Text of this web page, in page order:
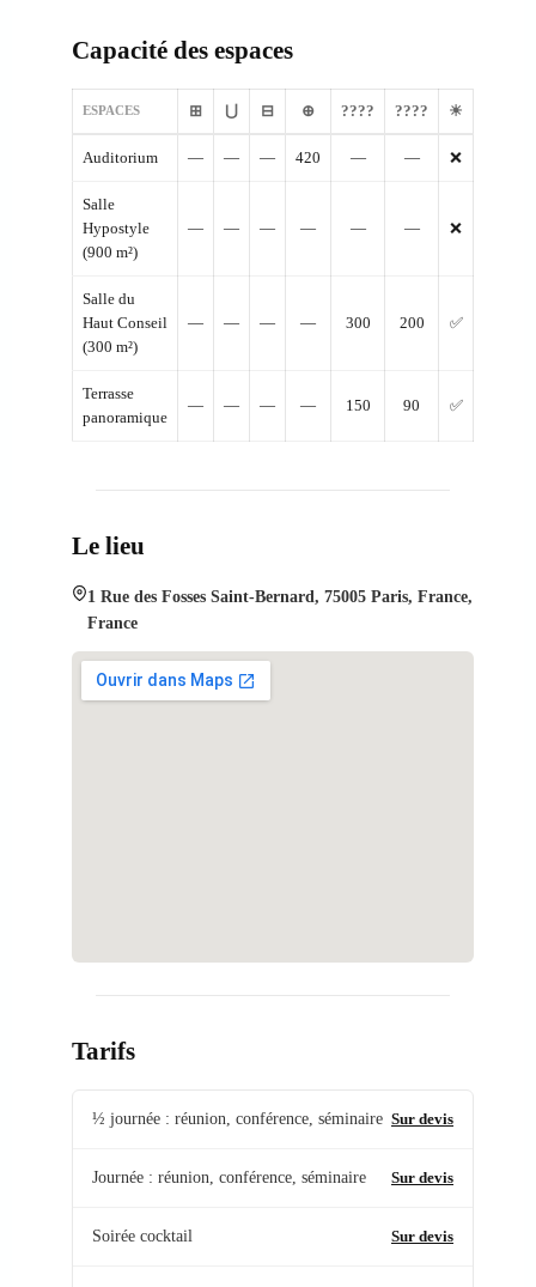
Capacité des espaces
ESPACES ⊞ ⋃ ⊟ ⊕ ???? ???? ☀
Auditorium — — — 420 — — ❌
Salle
Hypostyle
(900 m²)
— — — — — — ❌
Salle du
Haut Conseil
(300 m²)
— — — — 300 200 ✅
Terrasse
panoramique
— — — — 150 90 ✅
Le lieu
1 Rue des Fosses Saint-Bernard, 75005 Paris, France,
France
Tarifs
½ journée : réunion, conférence, séminaire Sur devis
Journée : réunion, conférence, séminaire Sur devis
Soirée cocktail Sur devis